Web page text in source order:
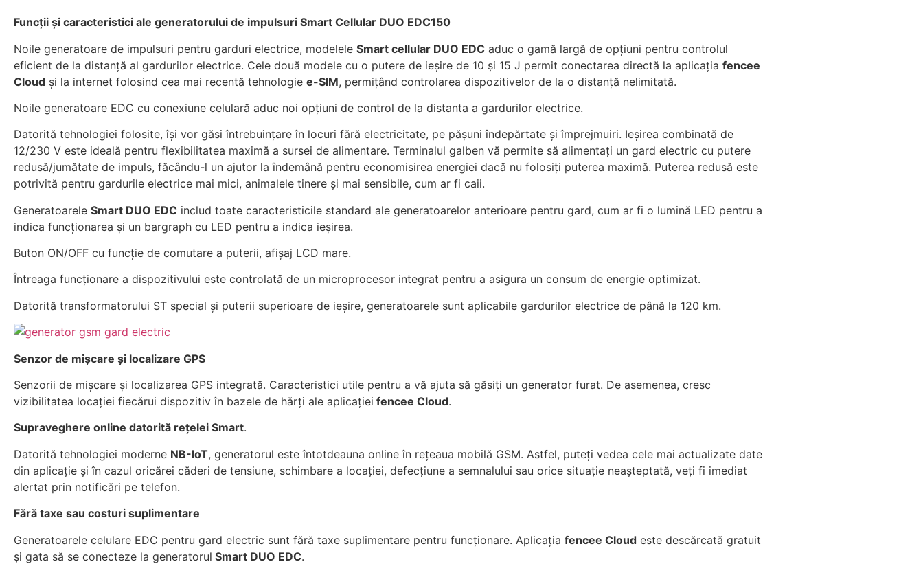
Funcții și caracteristici ale generatorului de impulsuri Smart Cellular DUO EDC150
Noile generatoare de impulsuri pentru garduri electrice, modelele Smart cellular DUO EDC aduc o gamă largă de opțiuni pentru controlul
eficient de la distanță al gardurilor electrice. Cele două modele cu o putere de ieșire de 10 și 15 J permit conectarea directă la aplicația fencee
Cloud și la internet folosind cea mai recentă tehnologie e-SIM, permițând controlarea dispozitivelor de la o distanță nelimitată.
Noile generatoare EDC cu conexiune celulară aduc noi opțiuni de control de la distanta a gardurilor electrice.
Datorită tehnologiei folosite, își vor găsi întrebuințare în locuri fără electricitate, pe pășuni îndepărtate și împrejmuiri. Ieșirea combinată de
12/230 V este ideală pentru flexibilitatea maximă a sursei de alimentare. Terminalul galben vă permite să alimentați un gard electric cu putere
redusă/jumătate de impuls, făcându-l un ajutor la îndemână pentru economisirea energiei dacă nu folosiți puterea maximă. Puterea redusă este
potrivită pentru gardurile electrice mai mici, animalele tinere și mai sensibile, cum ar fi caii.
Generatoarele Smart DUO EDC includ toate caracteristicile standard ale generatoarelor anterioare pentru gard, cum ar fi o lumină LED pentru a
indica funcționarea și un bargraph cu LED pentru a indica ieșirea.
Buton ON/OFF cu funcție de comutare a puterii, afișaj LCD mare.
Întreaga funcționare a dispozitivului este controlată de un microprocesor integrat pentru a asigura un consum de energie optimizat.
Datorită transformatorului ST special și puterii superioare de ieșire, generatoarele sunt aplicabile gardurilor electrice de până la 120 km.
Senzor de mișcare și localizare GPS
Senzorii de mișcare și localizarea GPS integrată. Caracteristici utile pentru a vă ajuta să găsiți un generator furat. De asemenea, cresc
vizibilitatea locației fiecărui dispozitiv în bazele de hărți ale aplicației fencee Cloud.
Supraveghere online datorită rețelei Smart.
Datorită tehnologiei moderne NB-IoT, generatorul este întotdeauna online în rețeaua mobilă GSM. Astfel, puteți vedea cele mai actualizate date
din aplicație și în cazul oricărei căderi de tensiune, schimbare a locației, defecțiune a semnalului sau orice situație neașteptată, veți fi imediat
alertat prin notificări pe telefon.
Fără taxe sau costuri suplimentare
Generatoarele celulare EDC pentru gard electric sunt fără taxe suplimentare pentru funcționare. Aplicația fencee Cloud este descărcată gratuit
și gata să se conecteze la generatorul Smart DUO EDC.